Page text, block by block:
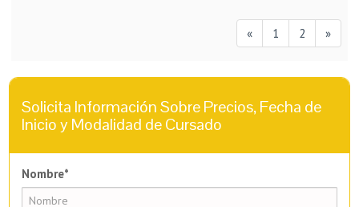
« 1 2 »
Solicita Información Sobre Precios, Fecha de
Inicio y Modalidad de Cursado
Nombre*